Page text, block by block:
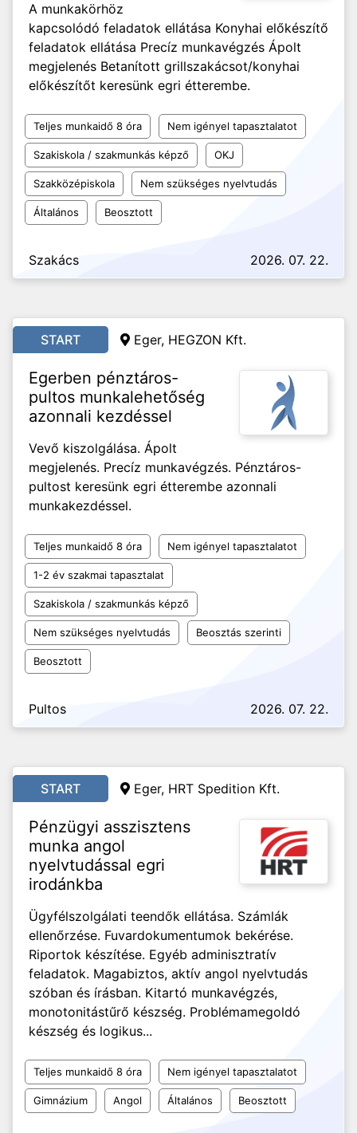
A munkakörhöz
kapcsolódó feladatok ellátása Konyhai előkészítő
feladatok ellátása Precíz munkavégzés Ápolt
megjelenés Betanított grillszakácsot/konyhai
előkészítőt keresünk egri étterembe.
Teljes munkaidő 8 óra Nem igényel tapasztalatot
Szakiskola / szakmunkás képző OKJ
Szakközépiskola Nem szükséges nyelvtudás
Általános Beosztott
Szakács 2026. 07. 22.
START Eger, HEGZON Kft.
Egerben pénztáros-
pultos munkalehetőség
azonnali kezdéssel
Vevő kiszolgálása. Ápolt
megjelenés. Precíz munkavégzés. Pénztáros-
pultost keresünk egri étterembe azonnali
munkakezdéssel.
Teljes munkaidő 8 óra Nem igényel tapasztalatot
1-2 év szakmai tapasztalat
Szakiskola / szakmunkás képző
Nem szükséges nyelvtudás Beosztás szerinti
Beosztott
Pultos 2026. 07. 22.
START Eger, HRT Spedition Kft.
Pénzügyi asszisztens
munka angol
nyelvtudással egri
irodánkba
Ügyfélszolgálati teendők ellátása. Számlák
ellenőrzése. Fuvardokumentumok bekérése.
Riportok készítése. Egyéb adminisztratív
feladatok. Magabiztos, aktív angol nyelvtudás
szóban és írásban. Kitartó munkavégzés,
monotonitástűrő készség. Problémamegoldó
készség és logikus...
Teljes munkaidő 8 óra Nem igényel tapasztalatot
Gimnázium Angol Általános Beosztott